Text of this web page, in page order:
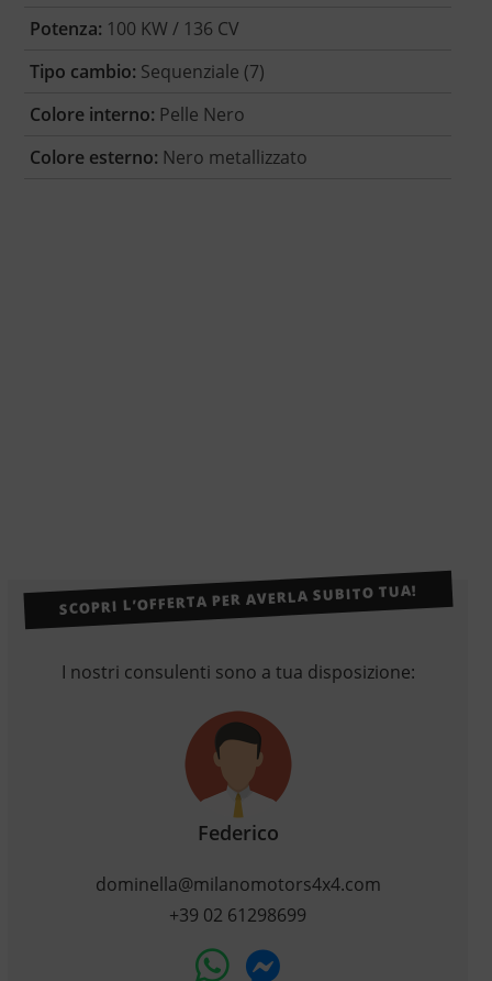
Potenza: 100 KW / 136 CV
Tipo cambio: Sequenziale (7)
Colore interno: Pelle Nero
Colore esterno: Nero metallizzato
SCOPRI L’OFFERTA PER AVERLA SUBITO TUA!
I nostri consulenti sono a tua disposizione:
Federico
dominella@milanomotors4x4.com
+39 02 61298699